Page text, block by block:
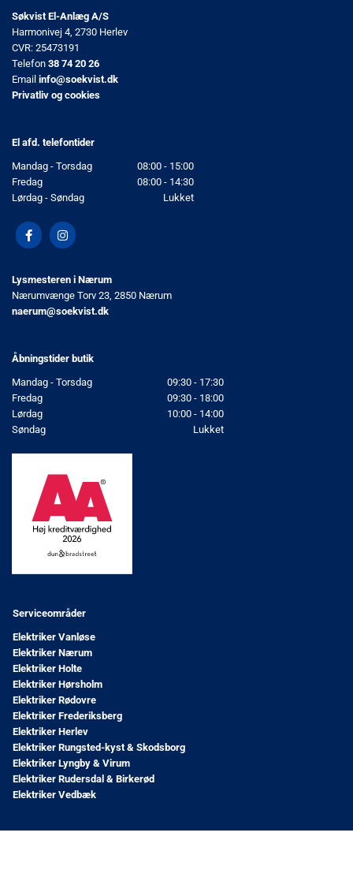
Søkvist El-Anlæg A/S
Harmonivej 4, 2730 Herlev
CVR: 25473191
Telefon 38 74 20 26
Email info@soekvist.dk
Privatliv og cookies
El afd. telefontider
Mandag - Torsdag
08:00 - 15:00
Fredag
08:00 - 14:30
Lørdag - Søndag
Lukket
Lysmesteren i Nærum
Nærumvænge Torv 23, 2850 Nærum
naerum@soekvist.dk
Åbningstider butik
Mandag - Torsdag
09:30 - 17:30
Fredag
09:30 - 18:00
Lørdag
10:00 - 14:00
Søndag
Lukket
Serviceområder
Elektriker Vanløse
Elektriker Nærum
Elektriker Holte
Elektriker Hørsholm
Elektriker Rødovre
Elektriker Frederiksberg
Elektriker Herlev
Elektriker Rungsted-kyst & Skodsborg
Elektriker Lyngby & Virum
Elektriker Rudersdal & Birkerød
Elektriker Vedbæk